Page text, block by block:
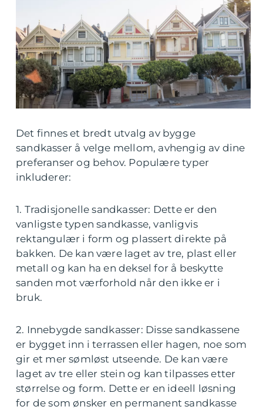
Det finnes et bredt utvalg av bygge
sandkasser å velge mellom, avhengig av dine
preferanser og behov. Populære typer
inkluderer:
1. Tradisjonelle sandkasser: Dette er den
vanligste typen sandkasse, vanligvis
rektangulær i form og plassert direkte på
bakken. De kan være laget av tre, plast eller
metall og kan ha en deksel for å beskytte
sanden mot værforhold når den ikke er i
bruk.
2. Innebygde sandkasser: Disse sandkassene
er bygget inn i terrassen eller hagen, noe som
gir et mer sømløst utseende. De kan være
laget av tre eller stein og kan tilpasses etter
størrelse og form. Dette er en ideell løsning
for de som ønsker en permanent sandkasse